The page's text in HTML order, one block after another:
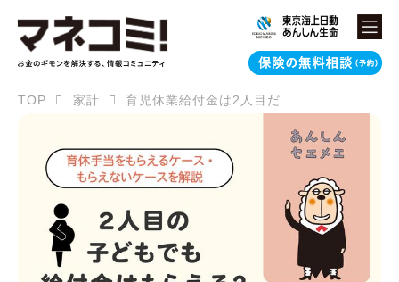
TOP 家計 育児休業給付金は2人目だともらえない場合あり？連続育休と「4年遡り」の注意点